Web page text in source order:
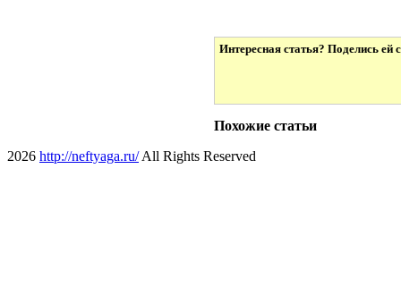
Интересная статья? Поделись ей
Похожие статьи
2026 http://neftyaga.ru/All Rights Reserved